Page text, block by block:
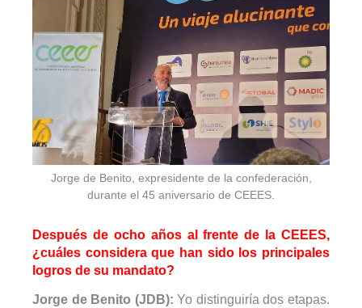
Jorge de Benito, expresidente de la confederación,
durante el 45 aniversario de CEEES.
Después de ocho años al frente de la CEEES,
¿cuáles considera que han sido los principales
logros de su mandato?
Jorge de Benito (JDB):Yo distinguiría dos etapas.